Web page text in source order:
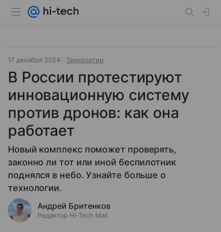
17 декабря 2024 Технологии
В России протестируют
инновационную систему
против дронов: как она
работает
Новый комплекс поможет проверять,
законно ли тот или иной беспилотник
поднялся в небо. Узнайте больше о
технологии.
Андрей Бритенков
Редактор Hi-Tech Mail